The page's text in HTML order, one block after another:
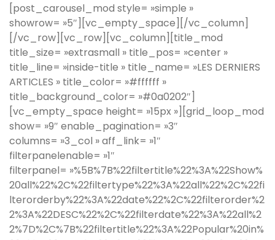
[post_carousel_mod style= »simple »
showrow= »5″][vc_empty_space][/vc_column]
[/vc_row][vc_row][vc_column][title_mod
title_size= »extrasmall » title_pos= »center »
title_line= »inside-title » title_name= »LES DERNIERS
ARTICLES » title_color= »#ffffff »
title_background_color= »#0a0202″]
[vc_empty_space height= »15px »][grid_loop_mod
show= »9″ enable_pagination= »3″
columns= »3_col » aff_link= »1″
filterpanelenable= »1″
filterpanel= »%5B%7B%22filtertitle%22%3A%22Show%
20all%22%2C%22filtertype%22%3A%22all%22%2C%22fi
lterorderby%22%3A%22date%22%2C%22filterorder%2
2%3A%22DESC%22%2C%22filterdate%22%3A%22all%2
2%7D%2C%7B%22filtertitle%22%3A%22Popular%20in%